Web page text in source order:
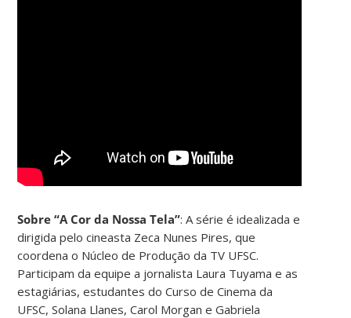
Sobre “A Cor da Nossa Tela”: A série é idealizada e
dirigida pelo cineasta Zeca Nunes Pires, que
coordena o Núcleo de Produção da TV UFSC.
Participam da equipe a jornalista Laura Tuyama e as
estagiárias, estudantes do Curso de Cinema da
UFSC, Solana Llanes, Carol Morgan e Gabriela